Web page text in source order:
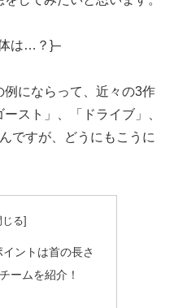
は…？}–
にならって、近々の3作
スト」、「ドライブ」、
ですが、どうにもこうに
ントは首の長さ
ームを紹介！